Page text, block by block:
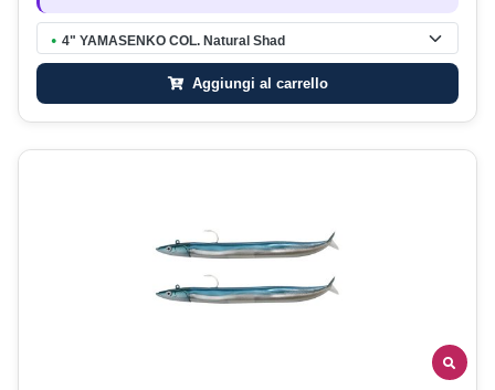
● 4" YAMASENKO COL. Natural Shad
Aggiungi al carrello